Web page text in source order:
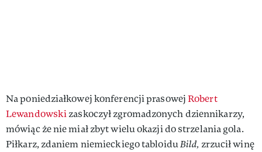
Na poniedziałkowej konferencji prasowejRobert
Lewandowskizaskoczył zgromadzonych dziennikarzy,
mówiąc że nie miał zbyt wielu okazji do strzelania gola.
Piłkarz, zdaniem niemieckiego tabloiduBild, zrzucił winę